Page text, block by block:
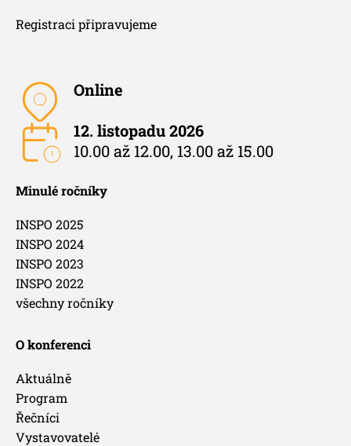
Registraci připravujeme
Online
12. listopadu 2026
10.00 až 12.00, 13.00 až 15.00
Minulé ročníky
INSPO 2025
INSPO 2024
INSPO 2023
INSPO 2022
všechny ročníky
O konferenci
Aktuálně
Program
Řečníci
Vystavovatelé